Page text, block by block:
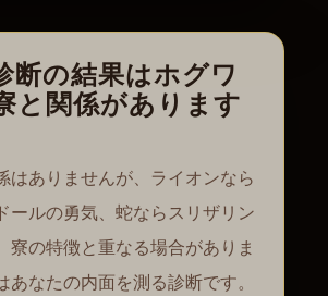
断の結果はホグワ
と関係があります
はありませんが、ライオンなら
ールの勇気、蛇ならスリザリン
寮の特徴と重なる場合がありま
あなたの内面を測る診断です。